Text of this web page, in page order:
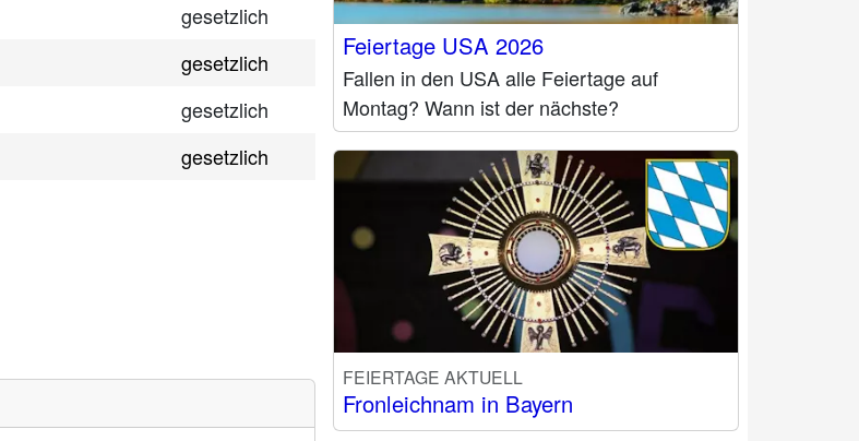
gesetzlich
gesetzlich
gesetzlich
gesetzlich
Feiertage USA 2026
Fallen in den USA alle Feiertage auf
Montag? Wann ist der nächste?
FEIERTAGE AKTUELL
Fronleichnam in Bayern